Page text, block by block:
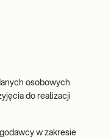
osobowych
do realizacji
w zakresie